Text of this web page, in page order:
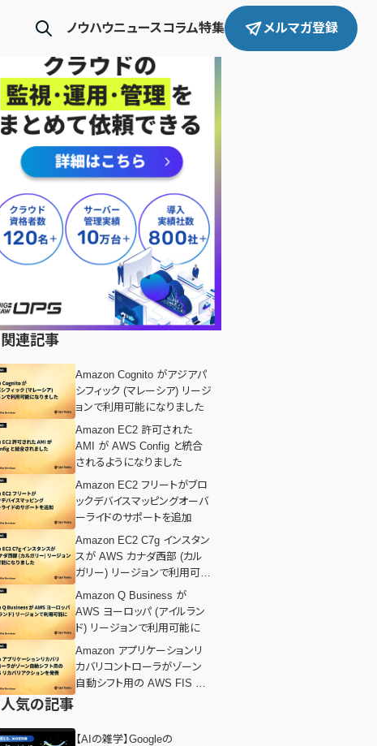
ノウハウニュースコラム特集 メルマガ登録
関連記事
Amazon Cognito がアジアパ
シフィック (マレーシア) リージ
ョンで利用可能になりました
Amazon EC2 許可された
AMI が AWS Config と統合
されるようになりました
Amazon EC2 フリートがブロ
ックデバイスマッピングオーバ
ーライドのサポートを追加
Amazon EC2 C7g インスタン
スが AWS カナダ西部 (カル
ガリー) リージョンで利用可能
になりました
Amazon Q Business が
AWS ヨーロッパ (アイルラン
ド) リージョンで利用可能に
Amazon アプリケーションリ
カバリコントローラがゾーン
自動シフト用の AWS FIS リ
人気の記事
【AIの雑学】Googleの